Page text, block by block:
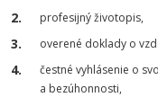
profesijný životopis,
overené doklady o
čestné vyhlásenie o
a bezúhonnosti,